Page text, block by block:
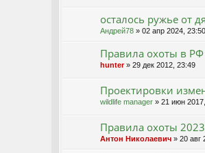
осталось ружье от
Андрей78» 02 апр 2024, 23:50
Правила охоты в
hunter» 29 дек 2012, 23:49
Проектировки
wildlife manager» 21 июн
Правила охоты
Антон Николаевич» 20 авг